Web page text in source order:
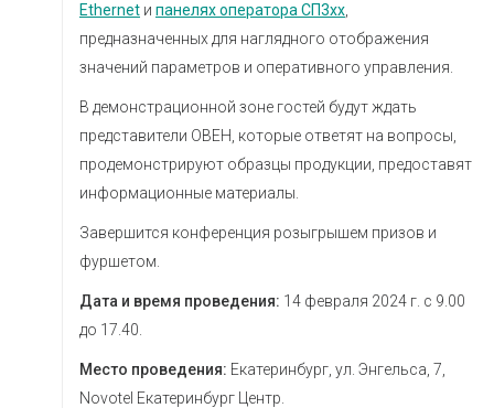
Ethernet и панелях оператора СП3хх
предназначенных для наглядного отображения
значений параметров и оперативного управления.
В демонстрационной зоне гостей будут ждать
представители ОВЕН, которые ответят на вопросы,
продемонстрируют образцы продукции, предоставят
информационные материалы.
Завершится конференция розыгрышем призов и
фуршетом.
Дата и время проведения: 14 февраля 2024 г. с 9.00
до 17.40.
Место проведения: Екатеринбург, ул. Энгельса, 7,
Novotel Екатеринбург Центр.